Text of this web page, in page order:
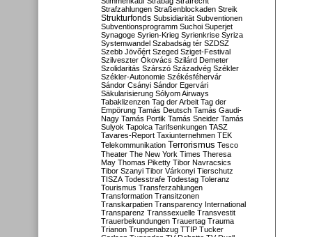
Strafzahlungen Straßenblockaden Streik
Strukturfonds Subsidiarität Subventionen
Subventionsprogramm Suchoi Superjet
Synagoge Syrien-Krieg Syrienkrise Syriza
Systemwandel Szabadság tér SZDSZ
Szebb Jövőért Szeged Sziget-Festival
Szilveszter Ókovács Szilárd Demeter
Szolidaritás Szárszó Századvég Székler
Székler-Autonomie Székésféhervár
Sándor Csányi Sándor Egervári
Säkularisierung Sólyom Airways
Tabaklizenzen Tag der Arbeit Tag der
Empörung Tamás Deutsch Tamás Gaudi-
Nagy Tamás Portik Tamás Sneider Tamás
Sulyok Tapolca Tarifsenkungen TASZ
Tavares-Report Taxiunternehmen TEK
Telekommunikation Terrorismus Tesco
Theater The New York Times Theresa
May Thomas Piketty Tibor Navracsics
Tibor Szanyi Tibor Várkonyi Tierschutz
TISZA Todesstrafe Todestag Toleranz
Tourismus Transferzahlungen
Transformation Transitzonen
Transkarpatien Transparency International
Transparenz Transsexuelle Transvestit
Trauerbekundungen Trauertag Trauma
Trianon Truppenabzug TTIP Tucker